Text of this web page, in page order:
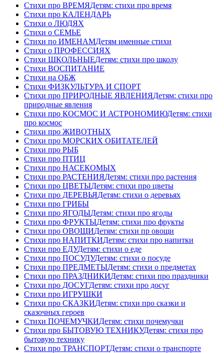
Стихи про ВРЕМЯДетям: стихи про время
Стихи про КАЛЕНДАРЬ
Стихи о ЛЮДЯХ
Стихи о СЕМЬЕ
Стихи по ИМЕНАМДетям именные стихи
Стихи о ПРОФЕССИЯХ
Стихи ШКОЛЬНЫЕДетям: стихи про школу
Стихи ВОСПИТАНИЕ
Стихи на ОБЖ
Стихи ФИЗКУЛЬТУРА И СПОРТ
Стихи про ПРИРОДНЫЕ ЯВЛЕНИЯДетям: стихи про
природные явления
Стихи про КОСМОС И АСТРОНОМИЮДетям: стихи
про космос
Стихи про ЖИВОТНЫХ
Стихи про МОРСКИХ ОБИТАТЕЛЕЙ
Стихи про РЫБ
Стихи про ПТИЦ
Стихи про НАСЕКОМЫХ
Стихи про РАСТЕНИЯДетям: стихи про растения
Стихи про ЦВЕТЫДетям: стихи про цветы
Стихи про ДЕРЕВЬЯДетям: стихи о деревьях
Стихи про ГРИБЫ
Стихи про ЯГОДЫДетям: стихи про ягоды
Стихи про ФРУКТЫДетям: стихи про фрукты
Стихи про ОВОЩИДетям: стихи пр овощи
Стихи про НАПИТКИДетям: стихи про напитки
Стихи про ЕДУДетям: стихи о еде
Стихи про ПОСУДУДетям: стихи о посуде
Стихи про ПРЕДМЕТЫДетям: стихи о предметах
Стихи про ПРАЗДНИКИДетям: стихи про праздники
Стихи про ДОСУГДетям: стихи про досуг
Стихи про ИГРУШКИ
Стихи про СКАЗКИДетям: стихи про сказки и
сказочных героев
Стихи ПОЧЕМУЧКИДетям: стихи почемучки
Стихи про БЫТОВУЮ ТЕХНИКУДетям: стихи про
бытовую технику
Стихи про ТРАНСПОРТДетям: стихи о транспорте